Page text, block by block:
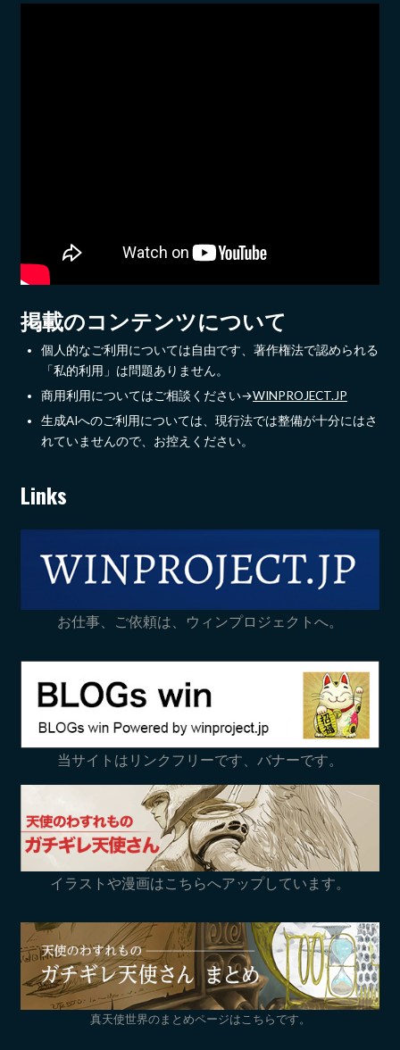
掲載のコンテンツについて
個人的なご利用については自由です、著作権法で認められる
「私的利用」は問題ありません。
商用利用についてはご相談ください→WINPROJECT.JP
生成AIへのご利用については、現行法では整備が十分にはさ
れていませんので、お控えください。
Links
お仕事、ご依頼は、ウィンプロジェクトへ。
当サイトはリンクフリーです、バナーです。
イラストや漫画はこちらへアップしています。
真天使世界のまとめページはこちらです。